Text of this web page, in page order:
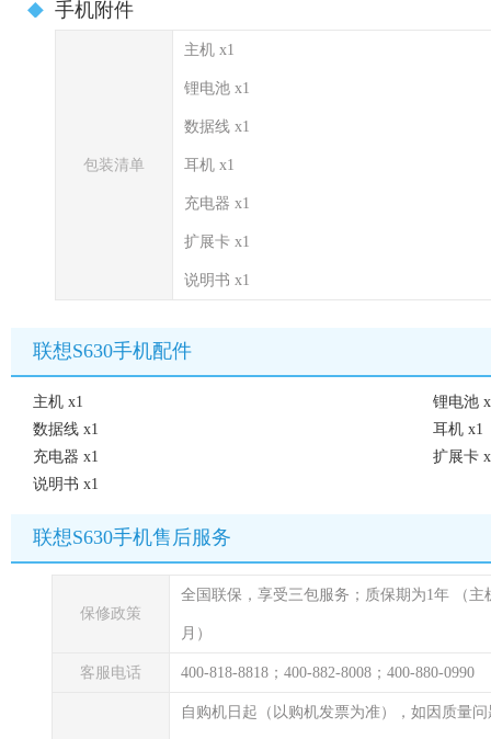
手机附件
包装清单
主机 x1
锂电池 x1
数据线 x1
耳机 x1
充电器 x1
扩展卡 x1
说明书 x1
联想S630手机配件
主机 x1
锂电池
数据线 x1
耳机 x1
充电器 x1
扩展卡
说明书 x1
联想S630手机售后服务
保修政策
全国联保，享受三包服务；质保期为1年 （
月）
客服电话 400-818-8818；400-882-8008；400-880-0990
自购机日起（以购机发票为准），如因质量